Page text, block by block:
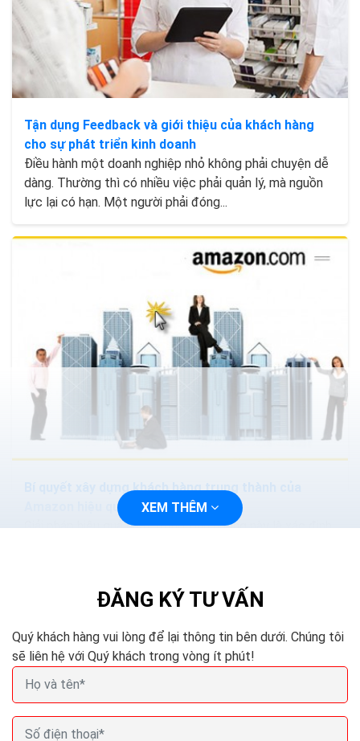
Tận dụng Feedback và giới thiệu của khách hàng
cho sự phát triển kinh doanh
Điều hành một doanh nghiệp nhỏ không phải chuyện dễ
dàng. Thường thì có nhiều việc phải quản lý, mà nguồn
lực lại có hạn. Một người phải đóng...
Bí quyết xây dựng khách hàng trung thành của
Amazon hiệu quả
Giải pháp hiệu quả nhất trong tình huống này là xác định
XEM THÊM
ĐĂNG KÝ TƯ VẤN
Quý khách hàng vui lòng để lại thông tin bên dưới. Chúng tôi
sẽ liên hệ với Quý khách trong vòng ít phút!